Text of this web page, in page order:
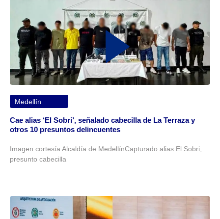
Medellín
Cae alias ‘El Sobri’, señalado cabecilla de La Terraza y
otros 10 presuntos delincuentes
Imagen cortesía Alcaldía de MedellínCapturado alias El Sobri,
presunto cabecilla